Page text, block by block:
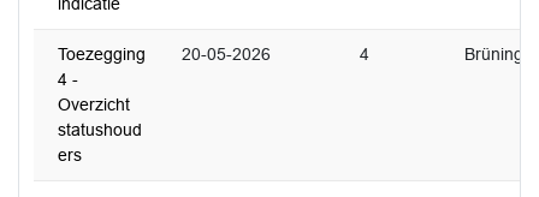
Toezegging
4 -
Overzicht
statushoud
ers
20-05-2026 4 Brüning